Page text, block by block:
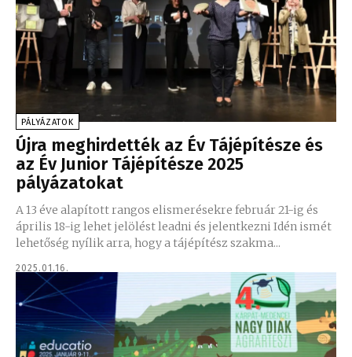
PÁLYÁZATOK
Újra meghirdették az Év Tájépítésze és
az Év Junior Tájépítésze 2025
pályázatokat
A 13 éve alapított rangos elismerésekre február 21-ig és
április 18-ig lehet jelölést leadni és jelentkezni Idén ismét
lehetőség nyílik arra, hogy a tájépítész szakma...
2025.01.16.